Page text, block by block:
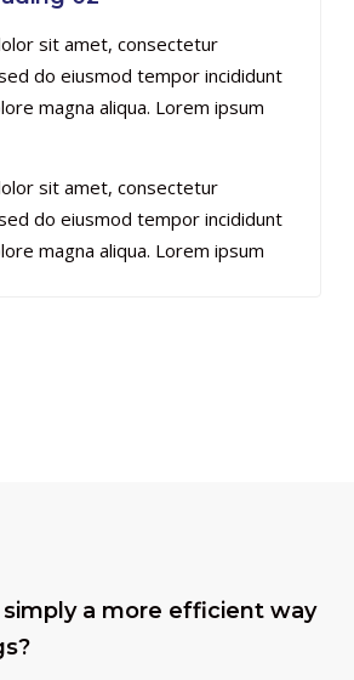
sit amet, consectetur
do eiusmod tempor incididunt
magna aliqua. Lorem ipsum
sit amet, consectetur
do eiusmod tempor incididunt
magna aliqua. Lorem ipsum
simply a more efficient way